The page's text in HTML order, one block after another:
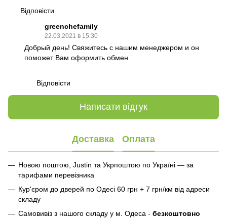
Відповісти
greenchefamily
22.03.2021 в 15:30
Добрый день! Свяжитесь с нашим менеджером и он
поможет Вам оформить обмен
Відповісти
Написати відгук
Доставка Оплата
Новою поштою, Justin та Укрпоштою по Україні — за
тарифами перевізника
Кур'єром до дверей по Одесі 60 грн + 7 грн/км від адреси
складу
Самовивіз з нашого складу у м. Одеса - безкоштовно